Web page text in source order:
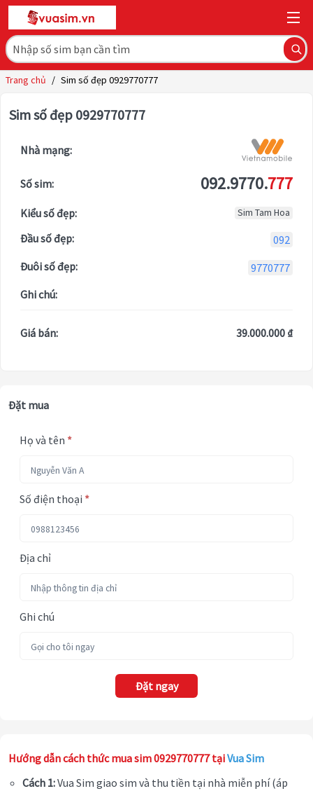
Trang chủ / Sim số đẹp 0929770777
Sim số đẹp 0929770777
Nhà mạng:
Số sim: 092.9770.777
Kiểu số đẹp: Sim Tam Hoa
Đầu số đẹp:
092
Đuôi số đẹp:
9770777
Ghi chú:
Giá bán: 39.000.000 ₫
Đặt mua
Họ và tên *
Số điện thoại *
Địa chỉ
Ghi chú
Đặt ngay
Hướng dẫn cách thức mua sim 0929770777 tạiVua Sim
Cách 1:Vua Sim giao sim và thu tiền tại nhà miễn phí (áp